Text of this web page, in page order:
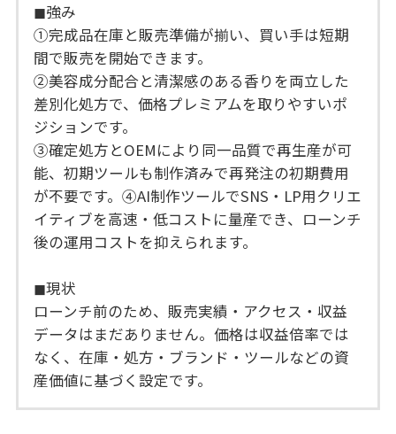
◼︎強み
①完成品在庫と販売準備が揃い、買い手は短期
間で販売を開始できます。
②美容成分配合と清潔感のある香りを両立した
差別化処方で、価格プレミアムを取りやすいポ
ジションです。
③確定処方とOEMにより同一品質で再生産が可
能、初期ツールも制作済みで再発注の初期費用
が不要です。④AI制作ツールでSNS・LP用クリエ
イティブを高速・低コストに量産でき、ローンチ
後の運用コストを抑えられます。
◼︎現状
ローンチ前のため、販売実績・アクセス・収益
データはまだありません。価格は収益倍率では
なく、在庫・処方・ブランド・ツールなどの資
産価値に基づく設定です。